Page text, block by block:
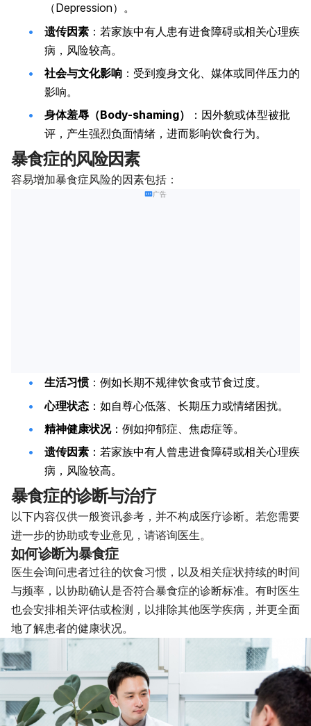
（Depression）。
遗传因素 ：若家族中有人患有进食障碍或相关心理疾
病，风险较高。
社会与文化影响 ：受到瘦身文化、媒体或同伴压力的
影响。
身体羞辱（Body-shaming）
：因外貌或体型被批
评，产生强烈负面情绪，进而影响饮食行为。
暴食症的风险因素
容易增加暴食症风险的因素包括：
广告
生活习惯：例如长期不规律饮食或节食过度。
心理状态 ：如自尊心低落、长期压力或情绪困扰。
精神健康状况：例如抑郁症、焦虑症等。
遗传因素 ：若家族中有人曾患进食障碍或相关心理疾
病，风险较高。
暴食症的诊断与治疗
以下内容仅供一般资讯参考，并不构成医疗诊断。若您需要
进一步的协助或专业意见，请谘询医生。
如何诊断为暴食症
医生会询问患者过往的饮食习惯，以及相关症状持续的时间
与频率，以协助确认是否符合暴食症的诊断标准。有时医生
也会安排相关评估或检测，以排除其他医学疾病，并更全面
地了解患者的健康状况。